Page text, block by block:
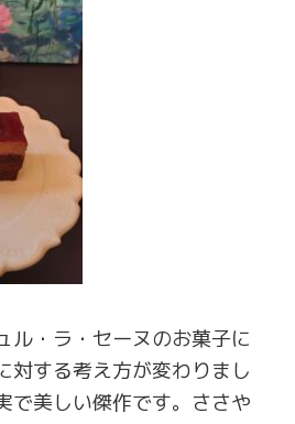
ル・ラ・セーヌのお菓子に
対する考え方が変わりまし
で美しい傑作です。ささや